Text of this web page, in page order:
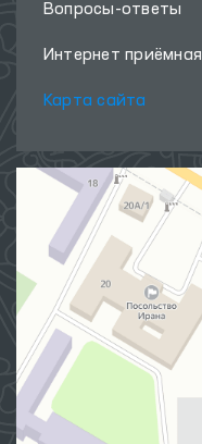
Вопросы-ответы
Интернет приёмная
Карта сайта